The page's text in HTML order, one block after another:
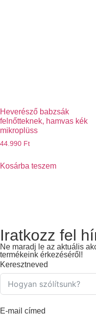
Heverésző babzsák
felnőtteknek, hamvas kék
mikroplüss
44.990 Ft
Kosárba teszem
Iratkozz fel
Ne maradj le az aktuális
termékeink érkezéséről!
Keresztneved
E-mail címed